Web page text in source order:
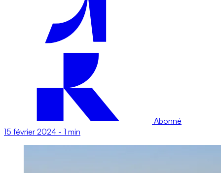
Abonné
15 février 2024 - 1 min